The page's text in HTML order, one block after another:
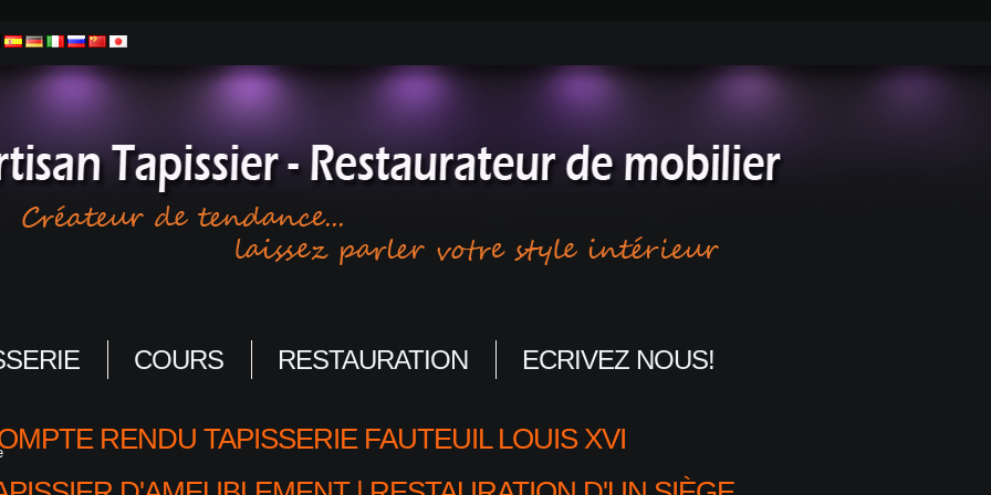
COURS RESTAURATION ECRIVEZ NOUS!
RENDU TAPISSERIE FAUTEUIL LOUIS XVI